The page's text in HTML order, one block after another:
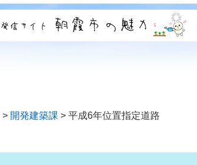
> 開発建築課 > 平成6年位置指定道路